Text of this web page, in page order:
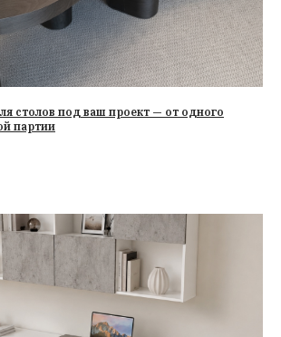
столов под ваш проект — от одного
партии